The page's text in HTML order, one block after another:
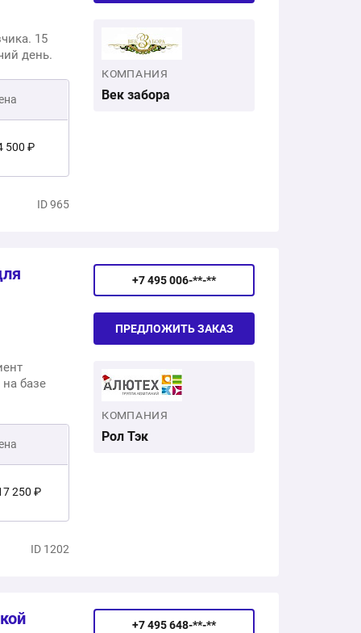
15
день.
500 ₽
ID 965
КОМПАНИЯ
Век забора
базе
250 ₽
ID 1202
+7 495 006-**-**
ПРЕДЛОЖИТЬ ЗАКАЗ
КОМПАНИЯ
Рол Тэк
+7 495 648-**-**